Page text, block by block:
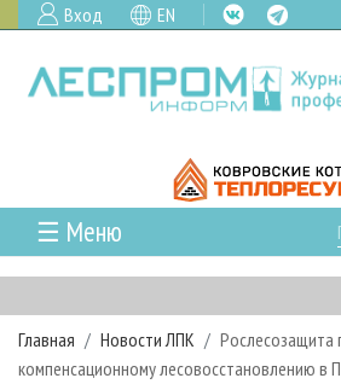
Вход EN
☰ Меню
ГЛАВНАЯ
РУБРИКИ И ТЕМЫ
РУБРИКИ ЖУРНАЛА
НОВОСТИ
Главная Новости ЛПК
Рослесозащита
компенсационному лесовосстановлению в